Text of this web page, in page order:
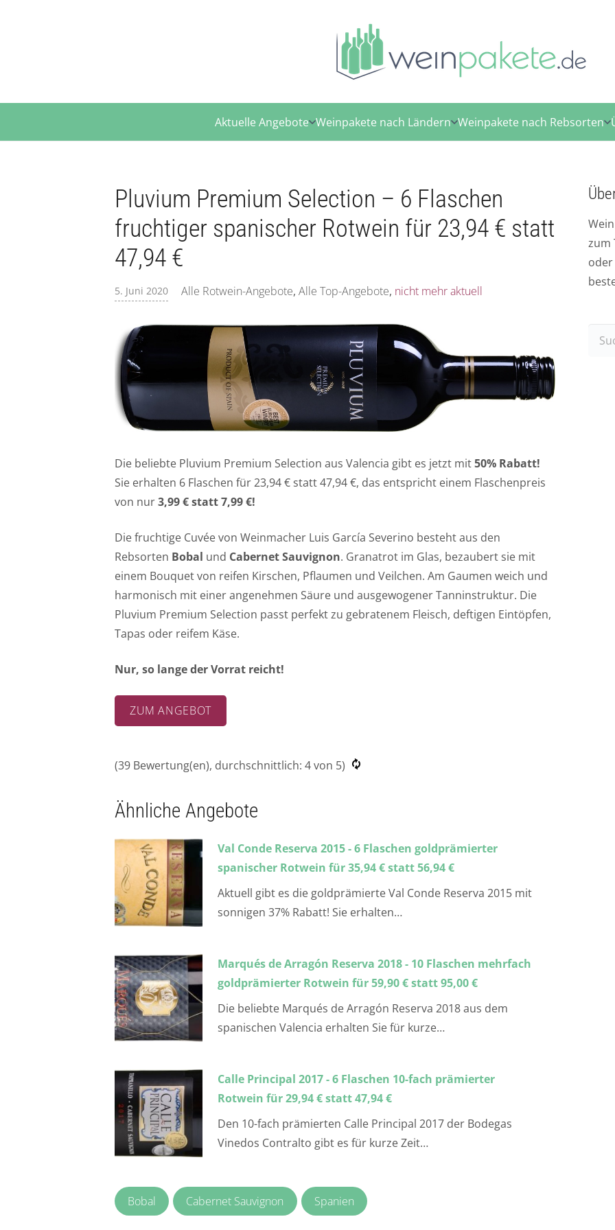
Aktuelle Angebote Weinpakete nach Ländern Weinpakete nach Rebsorten
Pluvium Premium Selection – 6 Flaschen
fruchtiger spanischer Rotwein für 23,94 € statt
47,94 €
5. Juni 2020 Alle Rotwein-Angebote, Alle Top-Angebote, nicht mehr aktuell
Die beliebte Pluvium Premium Selection aus Valencia gibt es jetzt mit50% Rabatt!
Sie erhalten 6 Flaschen für23,94€ statt 47,94 €, das entspricht einem Flaschenpreis
von nur3,99 € statt 7,99 €!
Die fruchtige Cuvée von Weinmacher Luis García Severino besteht aus den
Rebsorten Bobal und Cabernet Sauvignon. Granatrot im Glas, bezaubert sie mit
einem Bouquet von reifen Kirschen, Pflaumen und Veilchen. Am Gaumen weich und
harmonisch mit einer angenehmen Säure und ausgewogener Tanninstruktur. Die
Pluvium Premium Selection passt perfekt zu gebratenem Fleisch, deftigen Eintöpfen,
Tapas oder reifem Käse.
Nur, so lange der Vorrat reicht!
ZUM ANGEBOT
(39Bewertung(en), durchschnittlich: 4von 5)
Ähnliche Angebote
Val Conde Reserva 2015 - 6 Flaschen goldprämierter
spanischer Rotwein für 35,94 € statt 56,94 €
Aktuell gibt es die goldprämierte Val Conde Reserva 2015 mit
sonnigen 37% Rabatt! Sie erhalten…
Marqués de Arragón Reserva 2018 - 10 Flaschen mehrfach
goldprämierter Rotwein für 59,90 € statt 95,00 €
Die beliebte Marqués de Arragón Reserva 2018 aus dem
spanischen Valencia erhalten Sie für kurze…
Calle Principal 2017 - 6 Flaschen 10-fach prämierter
Rotwein für 29,94 € statt 47,94 €
Den 10-fach prämierten Calle Principal 2017 der Bodegas
Vinedos Contralto gibt es für kurze Zeit…
Bobal Cabernet Sauvignon Spanien
zum
oder